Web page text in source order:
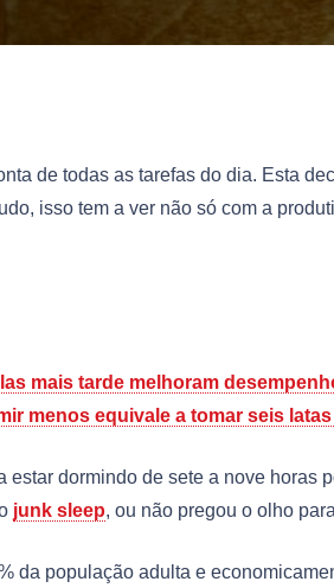
de todas as tarefas do dia. Esta
isso tem a ver não só com a
mais tarde melhoram
menos equivale a tomar seis
estar dormindo de sete a nove horas
junk sleep, ou não pregou o olho
da população adulta e